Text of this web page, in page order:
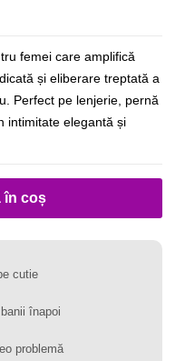
femei care amplifică
și eliberare treptată a
Perfect pe lenjerie, pernă
intimitate elegantă și
în coș
cutie
înapoi
problemă